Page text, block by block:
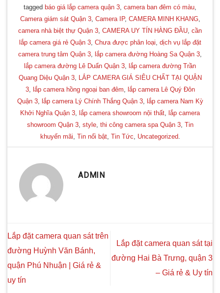
tagged báo giá lắp camera quận 3, camera ban đêm có màu,
Camera giám sát Quận 3, Camera IP, CAMERA MINH KHANG,
camera nhà biệt thự Quận 3, CAMERA UY TÍN HÀNG ĐẦU, cần
lắp camera giá rẻ Quận 3, Chưa được phân loại, dịch vụ lắp đặt
camera trung tâm Quận 3, lắp camera đường Hoàng Sa Quận 3,
lắp camera đường Lê Duẩn Quận 3, lắp camera đường Trần
Quang Diệu Quận 3, LẮP CAMERA GIÁ SIÊU CHẤT TẠI QUẬN
3, lắp camera hồng ngoại ban đêm, lắp camera Lê Quý Đôn
Quận 3, lắp camera Lý Chính Thắng Quận 3, lắp camera Nam Kỳ
Khởi Nghĩa Quận 3, lắp camera showroom nội thất, lắp camera
showroom Quận 3, style, thi công camera spa Quận 3, Tin
khuyến mãi, Tin nổi bật, Tin Tức, Uncategorized.
ADMIN
Lắp đặt camera quan sát trên
đường Huỳnh Văn Bánh,
quận Phú Nhuận | Giá rẻ &
uy tín
Lắp đặt camera quan sát tại
đường Hai Bà Trưng, quận 3
– Giá rẻ & Uy tín